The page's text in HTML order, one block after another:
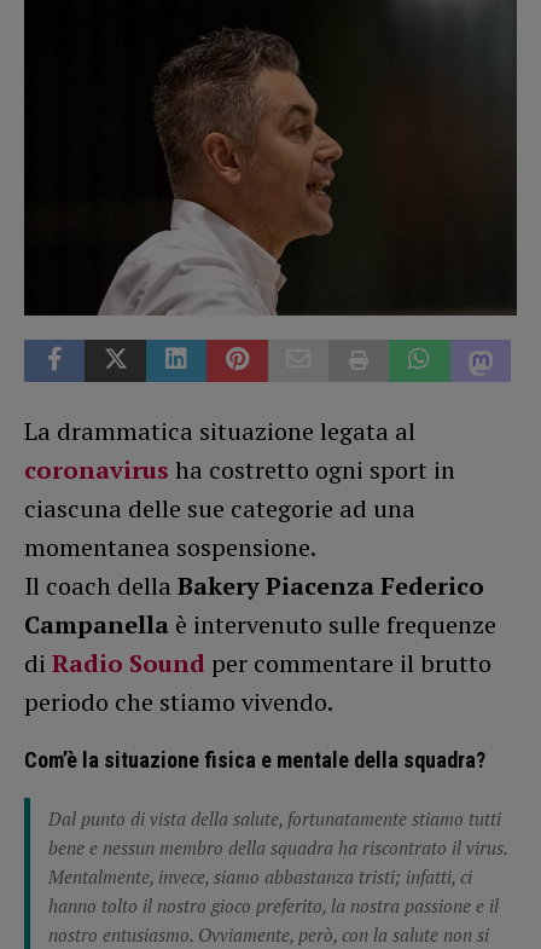
La drammatica situazione legata al
coronavirus ha costretto ogni sport in
ciascuna delle sue categorie ad una
momentanea sospensione.
Il coach della Bakery PiacenzaFederico
Campanella è intervenuto sulle frequenze
di Radio Sound per commentare il brutto
periodo che stiamo vivendo.
Com’è la situazione fisica e mentale della squadra?
Dal punto di vista della salute, fortunatamente stiamo tutti
bene e nessun membro della squadra ha riscontrato il virus.
Mentalmente, invece, siamo abbastanza tristi; infatti, ci
hanno tolto il nostro gioco preferito, la nostra passione e il
nostro entusiasmo. Ovviamente, però, con la salute non si